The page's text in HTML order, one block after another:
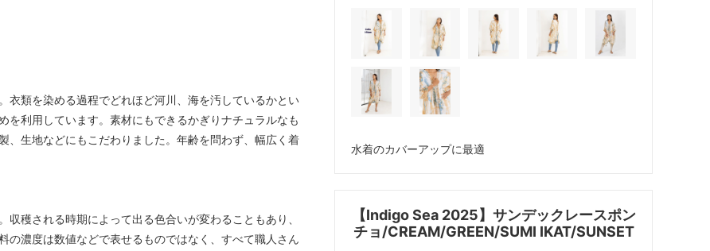
水着のカバーアップに最適
【Indigo Sea 2025】サンデックレースポン
チョ/CREAM/GREEN/SUMI IKAT/SUNSET
類を染める過程でどれほど河川、海を汚しているかとい
利用しています。素材にもできるかぎりナチュラルなも
、生地などにもこだわりました。年齢を問わず、幅広く着
穫される時期によって出る色合いが変わることもあり、
の濃度は数値などで表せるものではなく、すべて職人さん